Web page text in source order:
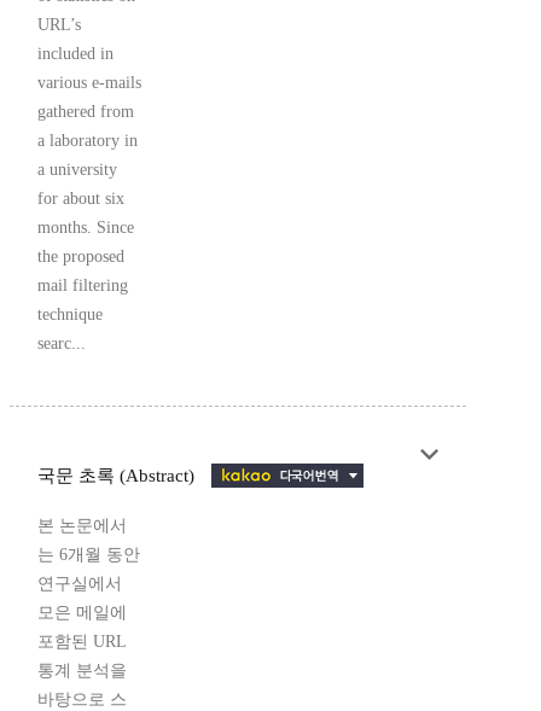
URL’s
included in
various e-mails
gathered from
a laboratory in
a university
for about six
months. Since
the proposed
mail filtering
technique
searc...
국문 초록 (Abstract)
본 논문에서
는 6개월 동안
연구실에서
모은 메일에
포함된 URL
통계 분석을
바탕으로 스